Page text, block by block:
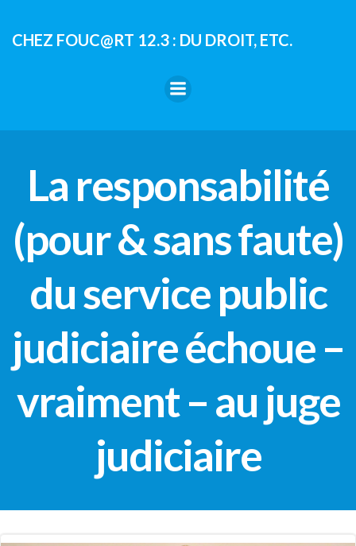
contenu
CHEZ FOUC@RT 12.3 : DU DROIT, ETC.
La responsabilité
(pour & sans faute)
du service public
judiciaire échoue –
vraiment – au juge
judiciaire